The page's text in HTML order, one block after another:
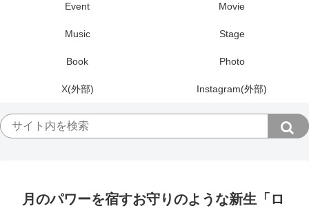
Event Movie
Music Stage
Book Photo
X(外部) Instagram(外部)
月のパワーを宿すお守りのような新生「ロ